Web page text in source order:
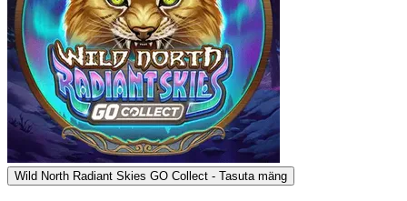
Wild North Radiant Skies GO Collect - Tasuta mäng